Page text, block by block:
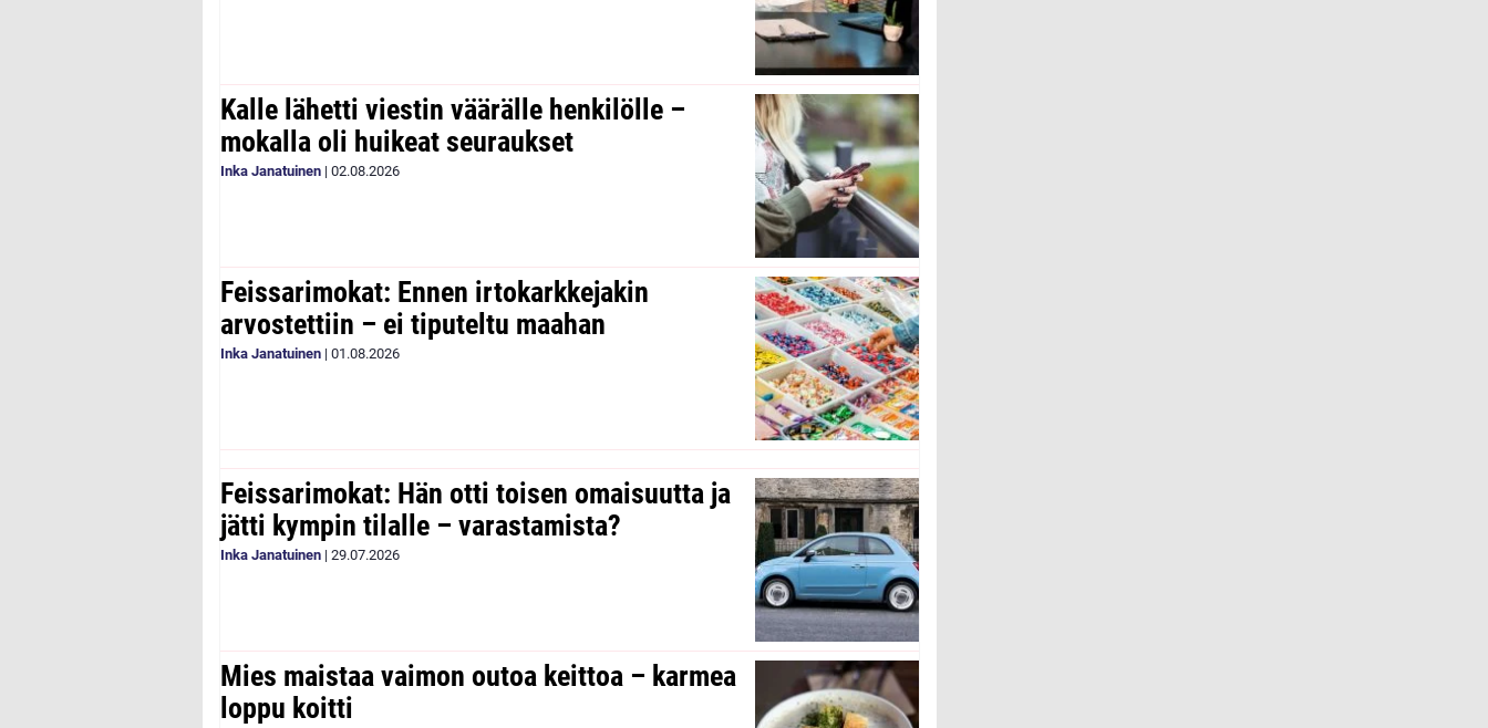
Kalle lähetti viestin väärälle henkilölle –
mokalla oli huikeat seuraukset
Inka Janatuinen | 02.08.2026
Feissarimokat: Ennen irtokarkkejakin
arvostettiin – ei tiputeltu maahan
Inka Janatuinen | 01.08.2026
Feissarimokat: Hän otti toisen omaisuutta ja
jätti kympin tilalle – varastamista?
Inka Janatuinen | 29.07.2026
Mies maistaa vaimon outoa keittoa – karmea
loppu koitti